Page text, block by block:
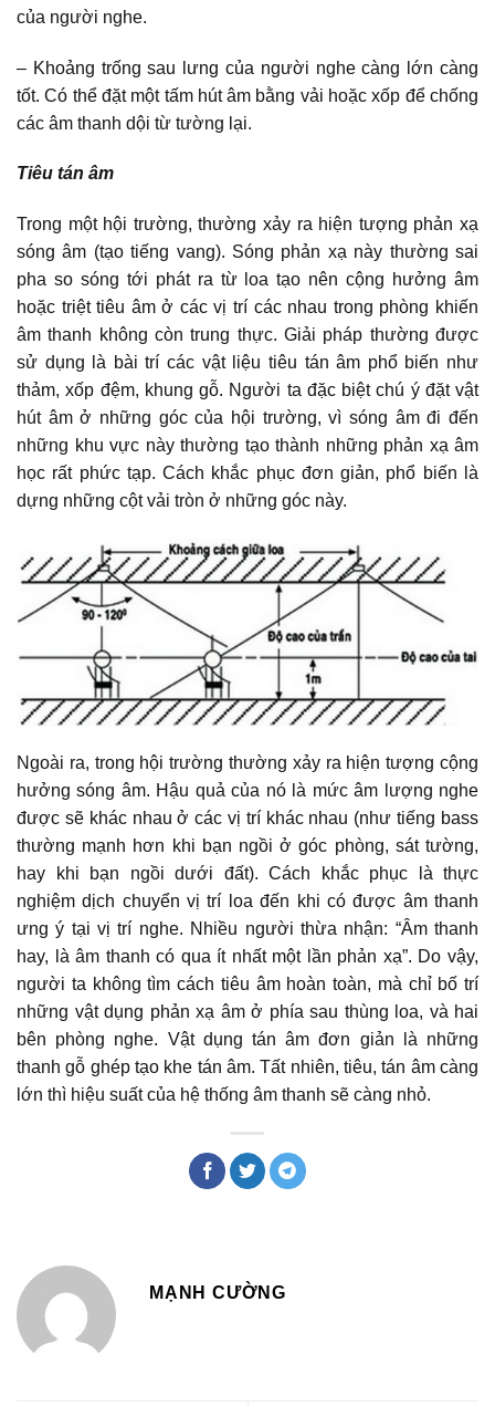
của người nghe.
– Khoảng trống sau lưng của người nghe càng lớn càng
tốt. Có thể đặt một tấm hút âm bằng vải hoặc xốp để chống
các âm thanh dội từ tường lại.
Tiêu tán âm
Trong một hội trường, thường xảy ra hiện tượng phản xạ
sóng âm (tạo tiếng vang). Sóng phản xạ này thường sai
pha so sóng tới phát ra từ loa tạo nên cộng hưởng âm
hoặc triệt tiêu âm ở các vị trí các nhau trong phòng khiến
âm thanh không còn trung thực. Giải pháp thường được
sử dụng là bài trí các vật liệu tiêu tán âm phổ biến như
thảm, xốp đệm, khung gỗ. Người ta đặc biệt chú ý đặt vật
hút âm ở những góc của hội trường, vì sóng âm đi đến
những khu vực này thường tạo thành những phản xạ âm
học rất phức tạp. Cách khắc phục đơn giản, phổ biến là
dựng những cột vải tròn ở những góc này.
Ngoài ra, trong hội trường thường xảy ra hiện tượng cộng
hưởng sóng âm. Hậu quả của nó là mức âm lượng nghe
được sẽ khác nhau ở các vị trí khác nhau (như tiếng bass
thường mạnh hơn khi bạn ngồi ở góc phòng, sát tường,
hay khi bạn ngồi dưới đất). Cách khắc phục là thực
nghiệm dịch chuyển vị trí loa đến khi có được âm thanh
ưng ý tại vị trí nghe. Nhiều người thừa nhận: “Âm thanh
hay, là âm thanh có qua ít nhất một lần phản xạ”. Do vậy,
người ta không tìm cách tiêu âm hoàn toàn, mà chỉ bố trí
những vật dụng phản xạ âm ở phía sau thùng loa, và hai
bên phòng nghe. Vật dụng tán âm đơn giản là những
thanh gỗ ghép tạo khe tán âm. Tất nhiên, tiêu, tán âm càng
lớn thì hiệu suất của hệ thống âm thanh sẽ càng nhỏ.
MẠNH CƯỜNG